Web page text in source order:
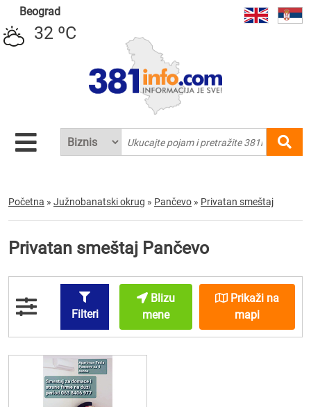
Beograd
32 ºC
Početna » Južnobanatski okrug » Pančevo » Privatan smeštaj
Privatan smeštaj Pančevo
Filteri
Blizu
mene
Prikaži na
mapi